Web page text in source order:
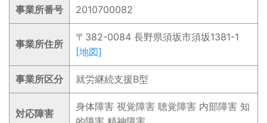
事業所番号 2010700082
事業所住所
〒382-0084 長野県須坂市須坂1381-1
[地図]
事業所区分 就労継続支援B型
対応障害
身体障害 視覚障害 聴覚障害 内部障害 知